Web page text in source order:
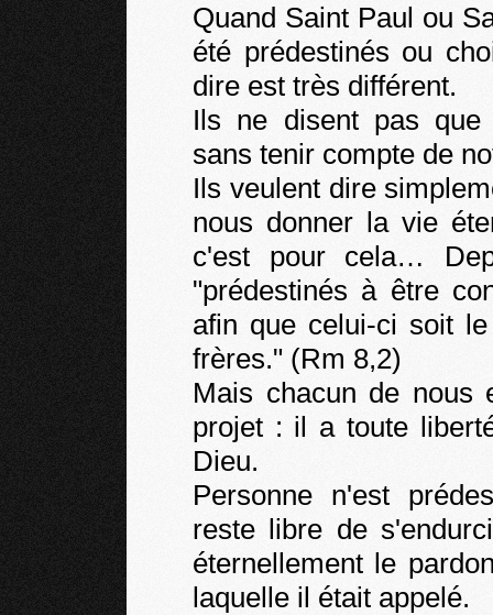
Quand Saint Paul ou
été prédestinés ou
dire est très différent.
Ils ne disent pas que
sans tenir compte de
Ils veulent dire
nous donner la vie
c'est pour cela…
"prédestinés à être
afin que celui-ci soit
frères." (Rm 8,2)
Mais chacun de nous
projet : il a toute
Dieu.
Personne n'est
reste libre de
éternellement le
laquelle il était appelé.